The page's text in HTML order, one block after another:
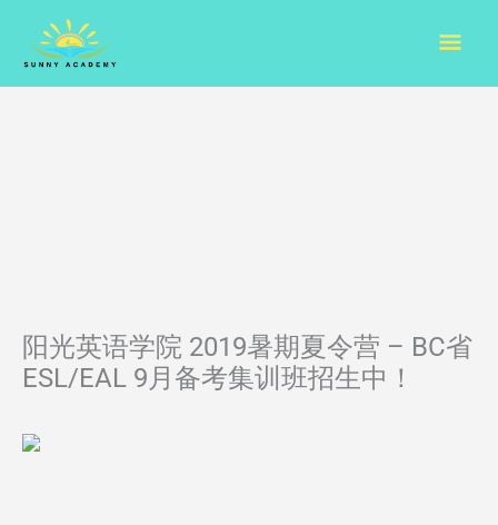
content
阳光英语学院 2019暑期夏令营 – BC省
ESL/EAL 9月备考集训班招生中！